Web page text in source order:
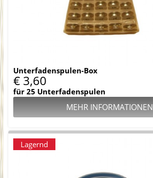
Unterfadenspulen-Box
€ 3,60
für 25 Unterfadenspulen
MEHR INFORMATIONEN
Lagernd